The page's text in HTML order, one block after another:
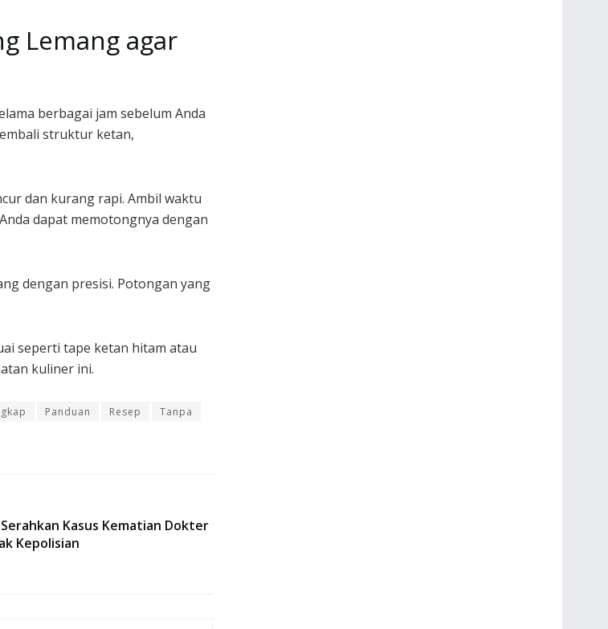
Lemang agar
berbagai jam sebelum Anda
struktur ketan,
dan kurang rapi. Ambil waktu
dapat memotongnya dengan
dengan presisi. Potongan yang
seperti tape ketan hitam atau
kuliner ini.
Panduan Resep
Tanpa
Kasus Kematian Dokter
Kepolisian